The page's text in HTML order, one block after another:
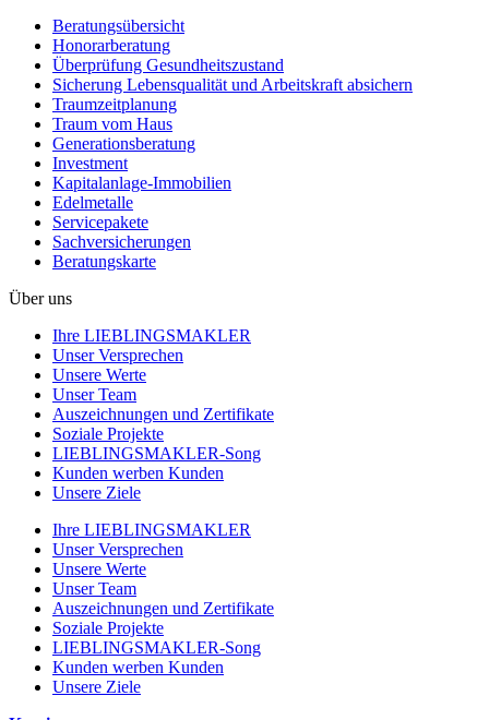
Beratungsübersicht
Honorar­beratung
Überprüfung Gesundheits­zustand
Sicherung Lebensqualität und Arbeitskraft absichern
Traumzeit­planung
Traum vom Haus
Generationsberatung
Investment
Kapitalanlage-Immobilien
Edelmetalle
Servicepakete
Sachversicherungen
Beratungskarte
Über uns
Ihre LIEBLINGSMAKLER
Unser Versprechen
Unsere Werte
Unser Team
Auszeichnungen und Zertifikate
Soziale Projekte
LIEBLINGSMAKLER-Song
Kunden werben Kunden
Unsere Ziele
Ihre LIEBLINGSMAKLER
Unser Versprechen
Unsere Werte
Unser Team
Auszeichnungen und Zertifikate
Soziale Projekte
LIEBLINGSMAKLER-Song
Kunden werben Kunden
Unsere Ziele